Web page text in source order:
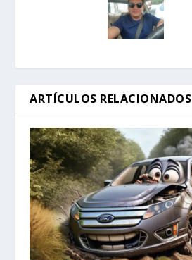
ARTÍCULOS RELACIONADOS